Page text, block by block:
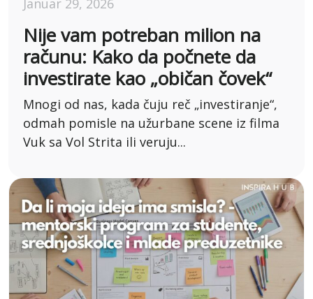
Januar 29, 2026
Nije vam potreban milion na
računu: Kako da počnete da
investirate kao „običan čovek“
Mnogi od nas, kada čuju reč „investiranje“,
odmah pomisle na užurbane scene iz filma
Vuk sa Vol Strita ili veruju...